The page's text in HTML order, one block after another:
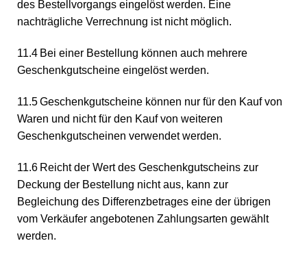
des Bestellvorgangs eingelöst werden. Eine
nachträgliche Verrechnung ist nicht möglich.
11.4 Bei einer Bestellung können auch mehrere
Geschenkgutscheine eingelöst werden.
11.5 Geschenkgutscheine können nur für den Kauf von
Waren und nicht für den Kauf von weiteren
Geschenkgutscheinen verwendet werden.
11.6 Reicht der Wert des Geschenkgutscheins zur
Deckung der Bestellung nicht aus, kann zur
Begleichung des Differenzbetrages eine der übrigen
vom Verkäufer angebotenen Zahlungsarten gewählt
werden.